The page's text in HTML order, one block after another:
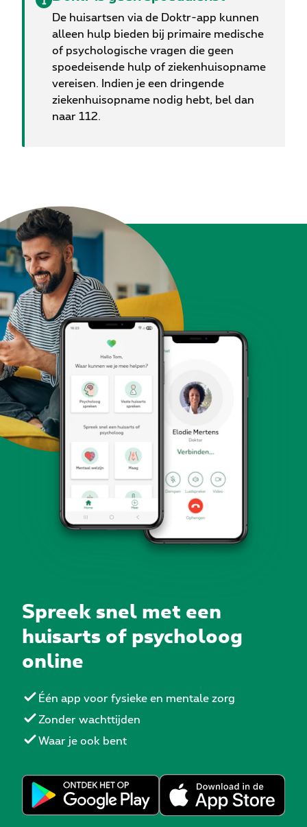
De huisartsen via de Doktr-app kunnen
alleen hulp bieden bij primaire medische
of psychologische vragen die geen
spoedeisende hulp of ziekenhuisopname
vereisen. Indien je een dringende
ziekenhuisopname nodig hebt, bel dan
naar 112.
Spreek snel met een
huisarts of psycholoog
online
Één app voor fysieke en mentale zorg
Zonder wachttijden
Waar je ook bent